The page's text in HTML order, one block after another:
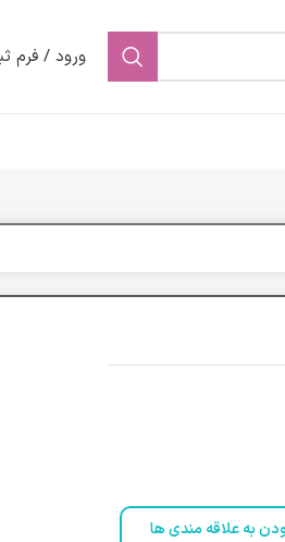
ورود / فرم
به علاقه مندی ها